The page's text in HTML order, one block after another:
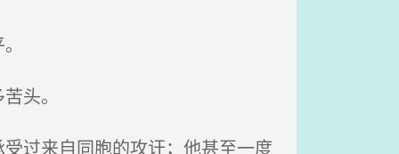
头。
过来自同胞的攻讦；他甚至一度